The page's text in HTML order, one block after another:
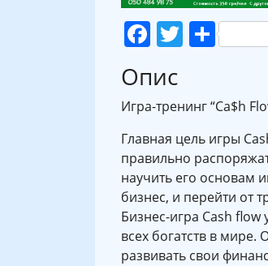
Facebook
Twitter
Опис
Игра-тренинг “Ca$h
Главная цель игры
правильно
научить его основам
бизнес, и перейти от
Бизнес-игра Cash flow
всех богатств в мире.
развивать свои